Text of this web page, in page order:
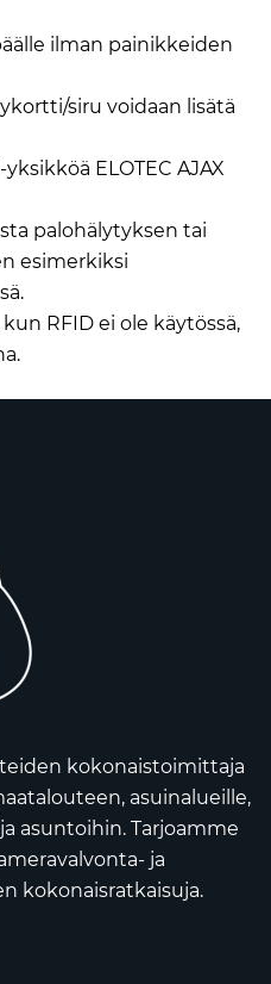
ilman painikkeiden
siru voidaan lisätä
ELOTEC AJAX
palohälytyksen tai
esimerkiksi
RFID ei ole käytössä,
kokonaistoimittaja
asuinalueille,
asuntoihin. Tarjoamme
ja
kokonaisratkaisuja.